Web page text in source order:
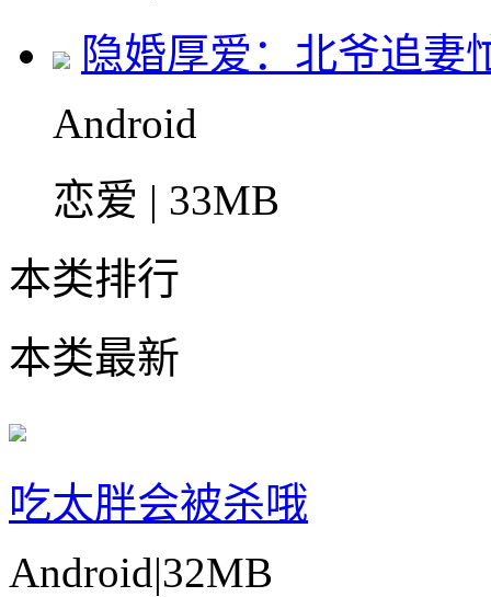
隐婚厚爱：北爷追妻
Android
恋爱 | 33MB
本类排行
本类最新
吃太胖会被杀哦
Android|32MB